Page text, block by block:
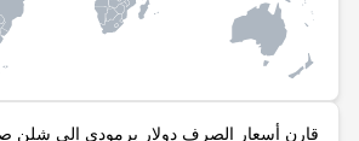
قارن أسعار الصرف دولار برمودي إلى شلن